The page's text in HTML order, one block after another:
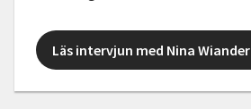
Läs intervjun med Nina Wiander